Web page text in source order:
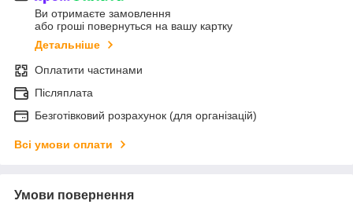
Ви отримаєте замовлення
або гроші повернуться на вашу картку
Детальніше
Оплатити частинами
Післяплата
Безготівковий розрахунок (для організацій)
Всі умови оплати
Умови повернення